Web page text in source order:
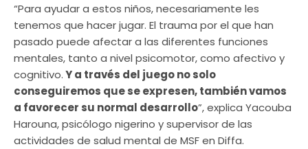
“Para ayudar a estos niños, necesariamente les
tenemos que hacer jugar. El trauma por el que han
pasado puede afectar a las diferentes funciones
mentales, tanto a nivel psicomotor, como afectivo y
cognitivo.Y a través del juego no solo
conseguiremos que se expresen, también vamos
a favorecer su normal desarrollo”, explica Yacouba
Harouna, psicólogo nigerino y supervisor de las
actividades de salud mental de MSF en Diffa.